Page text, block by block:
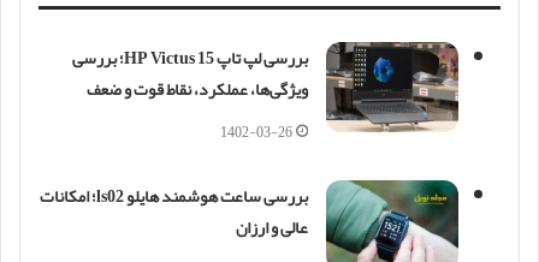
بررسی لپ تاپ HP Victus 15؛ بررسی
ویژگی‌ها، عملکرد، نقاط قوت و ضعف
1402-03-26
بررسی ساعت هوشمند هایلو ls02؛ امکانات
عالی و ارزان